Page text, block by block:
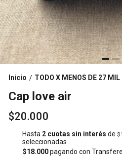
Inicio / TODO X MENOS DE 27 MIL
Cap love air
$20.000
Hasta 2 cuotas sin interés de
seleccionadas
$18.000pagando con